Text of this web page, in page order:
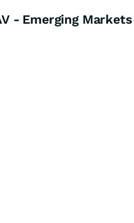
- Emerging